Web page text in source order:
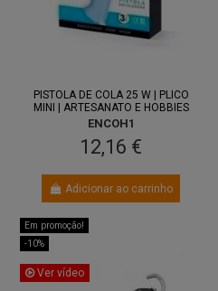
PISTOLA DE COLA 25 W | PLICO
MINI | ARTESANATO E HOBBIES
ENCOH1
12,16 €
Adicionar ao carrinho
Ver vídeo
Em promoção!
-10%